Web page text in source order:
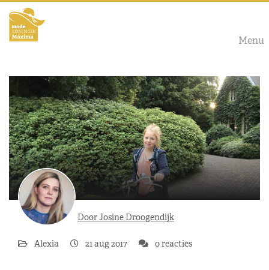
Menu
Door Josine Droogendijk
Alexia 21 aug 2017 0 reacties